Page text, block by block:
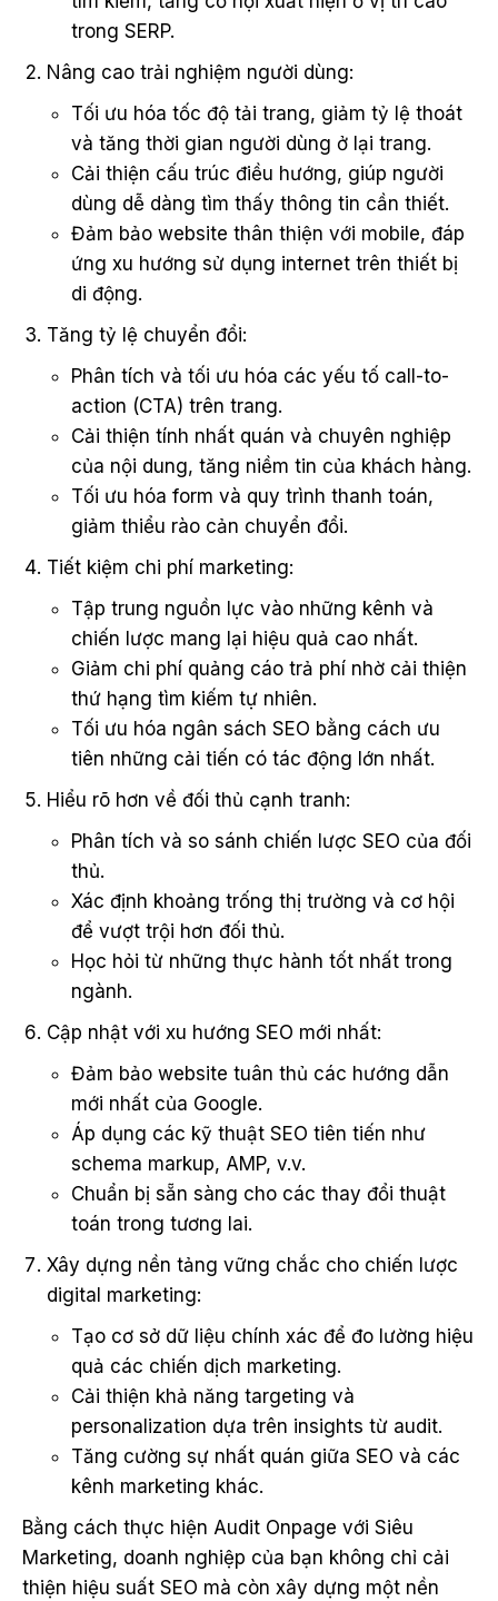
trong SERP.
Nâng cao trải nghiệm người dùng:
Tối ưu hóa tốc độ tải trang, giảm tỷ lệ thoát
và tăng thời gian người dùng ở lại trang.
Cải thiện cấu trúc điều hướng, giúp người
dùng dễ dàng tìm thấy thông tin cần thiết.
Đảm bảo website thân thiện với mobile, đáp
ứng xu hướng sử dụng internet trên thiết bị
di động.
Tăng tỷ lệ chuyển đổi:
Phân tích và tối ưu hóa các yếu tố call-to-
action (CTA) trên trang.
Cải thiện tính nhất quán và chuyên nghiệp
của nội dung, tăng niềm tin của khách hàng.
Tối ưu hóa form và quy trình thanh toán,
giảm thiểu rào cản chuyển đổi.
Tiết kiệm chi phí marketing:
Tập trung nguồn lực vào những kênh và
chiến lược mang lại hiệu quả cao nhất.
Giảm chi phí quảng cáo trả phí nhờ cải thiện
thứ hạng tìm kiếm tự nhiên.
Tối ưu hóa ngân sách SEO bằng cách ưu
tiên những cải tiến có tác động lớn nhất.
Hiểu rõ hơn về đối thủ cạnh tranh:
Phân tích và so sánh chiến lược SEO của đối
thủ.
Xác định khoảng trống thị trường và cơ hội
để vượt trội hơn đối thủ.
Học hỏi từ những thực hành tốt nhất trong
ngành.
Cập nhật với xu hướng SEO mới nhất:
Đảm bảo website tuân thủ các hướng dẫn
mới nhất của Google.
Áp dụng các kỹ thuật SEO tiên tiến như
schema markup, AMP, v.v.
Chuẩn bị sẵn sàng cho các thay đổi thuật
toán trong tương lai.
Xây dựng nền tảng vững chắc cho chiến lược
digital marketing:
Tạo cơ sở dữ liệu chính xác để đo lường hiệu
quả các chiến dịch marketing.
Cải thiện khả năng targeting và
personalization dựa trên insights từ audit.
Tăng cường sự nhất quán giữa SEO và các
kênh marketing khác.
Bằng cách thực hiện Audit Onpage với Siêu
Marketing, doanh nghiệp của bạn không chỉ cải
thiện hiệu suất SEO mà còn xây dựng một nền